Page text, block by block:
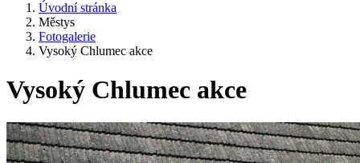
Úvodní stránka
Městys
Fotogalerie
Vysoký Chlumec akce
Vysoký Chlumec akce